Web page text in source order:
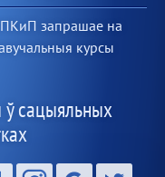
запрашае на
курсы
сацыяльных